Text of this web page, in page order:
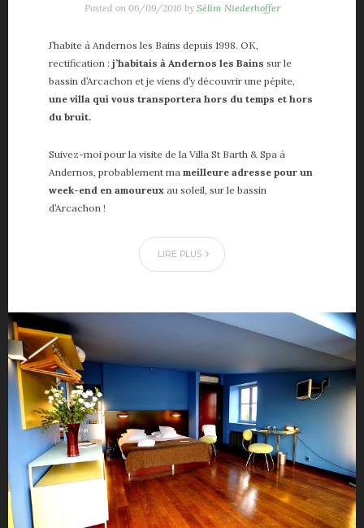
Posted on 06/09/2016 by Sélim Niederhoffer
J’habite à Andernos les Bains depuis 1998. OK,
rectification : j’habitais à Andernos les Bains sur le
bassin d’Arcachon et je viens d’y découvrir une pépite,
une villa qui vous transportera hors du temps et hors
du bruit.
Suivez-moi pour la visite de la Villa St Barth & Spa à
Andernos, probablement ma meilleure adresse pour un
week-end en amoureux au soleil, sur le bassin
d’Arcachon !
LIRE PLUS